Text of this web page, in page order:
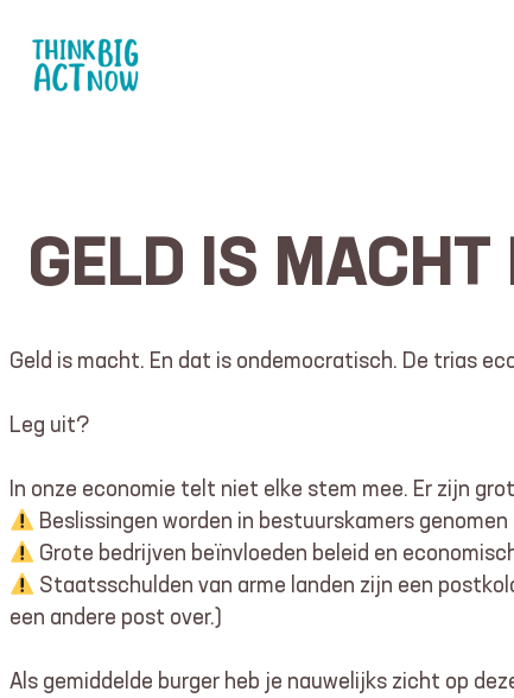
naar
GELD IS
Geld is macht. En dat is ondemocratisch. De trias
Leg uit?
In onze economie telt niet elke stem mee. Er zijn
Beslissingen worden in bestuurskamers
Grote bedrijven beïnvloeden beleid en
Staatsschulden van arme landen zijn een
een andere post over.)
Als gemiddelde burger heb je nauwelijks zicht op